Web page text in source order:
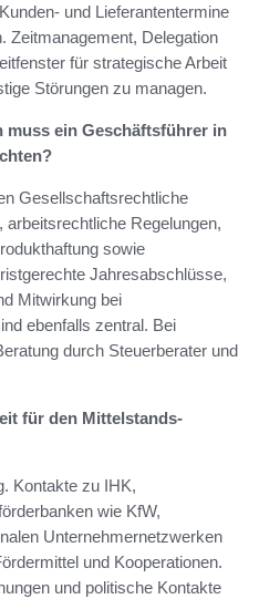
und Lieferantentermine
Zeitmanagement, Delegation
für strategische Arbeit
Störungen zu managen.
muss ein Geschäftsführer in
Gesellschaftsrechtliche
Regelungen,
sowie
Jahresabschlüsse,
Mitwirkung bei
ebenfalls zentral. Bei
durch Steuerberater und
für den Mittelstands-
Kontakte zu IHK,
wie KfW,
Unternehmernetzwerken
und Kooperationen.
und politische Kontakte